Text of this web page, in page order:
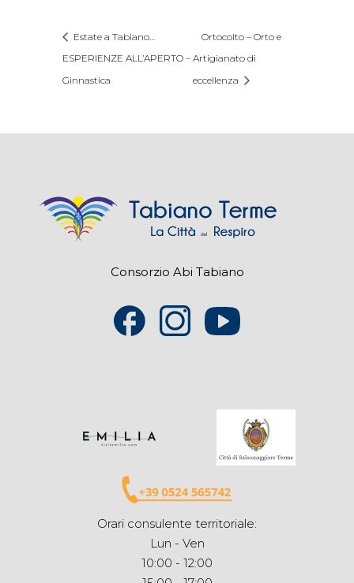
Estate a Tabiano…
ESPERIENZE ALL’APERTO –
Ginnastica
Ortocolto – Orto e
Artigianato di
eccellenza
Consorzio Abi Tabiano
Orari consulente territoriale:
Lun - Ven
10:00 - 12:00